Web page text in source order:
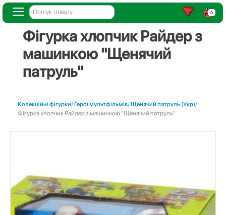
0
Фігурка хлопчик Райдер з
машинкою "Щенячий
патруль"
Колекційні фігурки/Герої мультфільмів/Щенячий патруль (Укр)/
Фігурка хлопчик Райдер з машинкою "Щенячий патруль"